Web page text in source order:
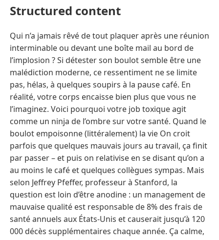
Structured content
Qui n’a jamais rêvé de tout plaquer après une réunion
interminable ou devant une boîte mail au bord de
l’implosion ? Si détester son boulot semble être une
malédiction moderne, ce ressentiment ne se limite
pas, hélas, à quelques soupirs à la pause café. En
réalité, votre corps encaisse bien plus que vous ne
l’imaginez. Voici pourquoi votre job toxique agit
comme un ninja de l’ombre sur votre santé. Quand le
boulot empoisonne (littéralement) la vie On croit
parfois que quelques mauvais jours au travail, ça finit
par passer – et puis on relativise en se disant qu’on a
au moins le café et quelques collègues sympas. Mais
selon Jeffrey Pfeffer, professeur à Stanford, la
question est loin d’être anodine : un management de
mauvaise qualité est responsable de 8% des frais de
santé annuels aux États-Unis et causerait jusqu’à 120
000 décès supplémentaires chaque année. Ça calme,